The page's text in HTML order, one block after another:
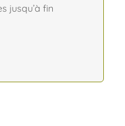
jusqu’à fin